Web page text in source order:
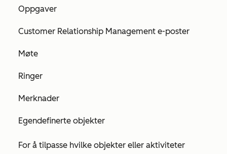
Oppgaver
Customer Relationship Management e-poster
Møte
Ringer
Merknader
Egendefinerte objekter
For å tilpasse hvilke objekter eller aktiviteter